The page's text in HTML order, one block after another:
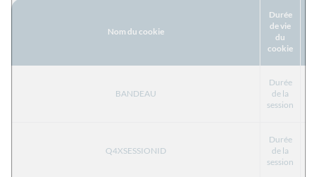
Nom du cookie
Durée
de vie
du
cookie
BANDEAU
Durée
de la
session
Q4XSESSIONID
Durée
de la
session